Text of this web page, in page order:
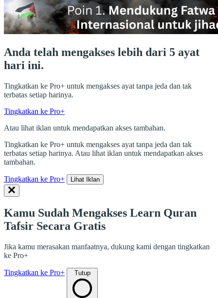
Anda telah mengakses lebih dari 5 ayat
hari ini.
Tingkatkan ke Pro+ untuk mengakses ayat tanpa jeda dan tak
terbatas setiap harinya.
Tingkatkan ke Pro+
Atau lihat iklan untuk mendapatkan akses tambahan.
Tingkatkan ke Pro+ untuk mengakses ayat tanpa jeda dan tak
terbatas setiap harinya. Atau lihat iklan untuk mendapatkan akses
tambahan.
Tingkatkan ke Pro+ Lihat Iklan
Kamu Sudah Mengakses Learn Quran
Tafsir Secara Gratis
Jika kamu merasakan manfaatnya, dukung kami dengan tingkatkan
ke Pro+
Tingkatkan ke Pro+ Tutup